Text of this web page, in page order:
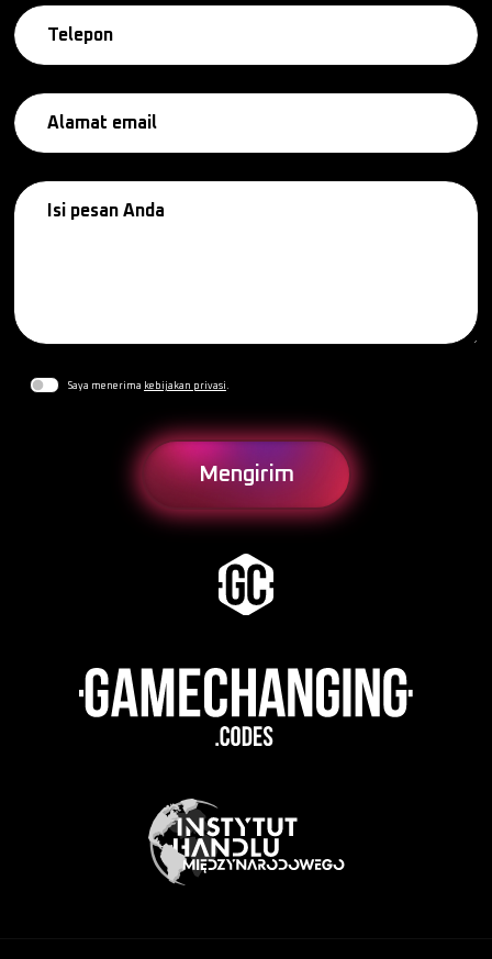
Saya menerima kebijakan privasi .
Mengirim